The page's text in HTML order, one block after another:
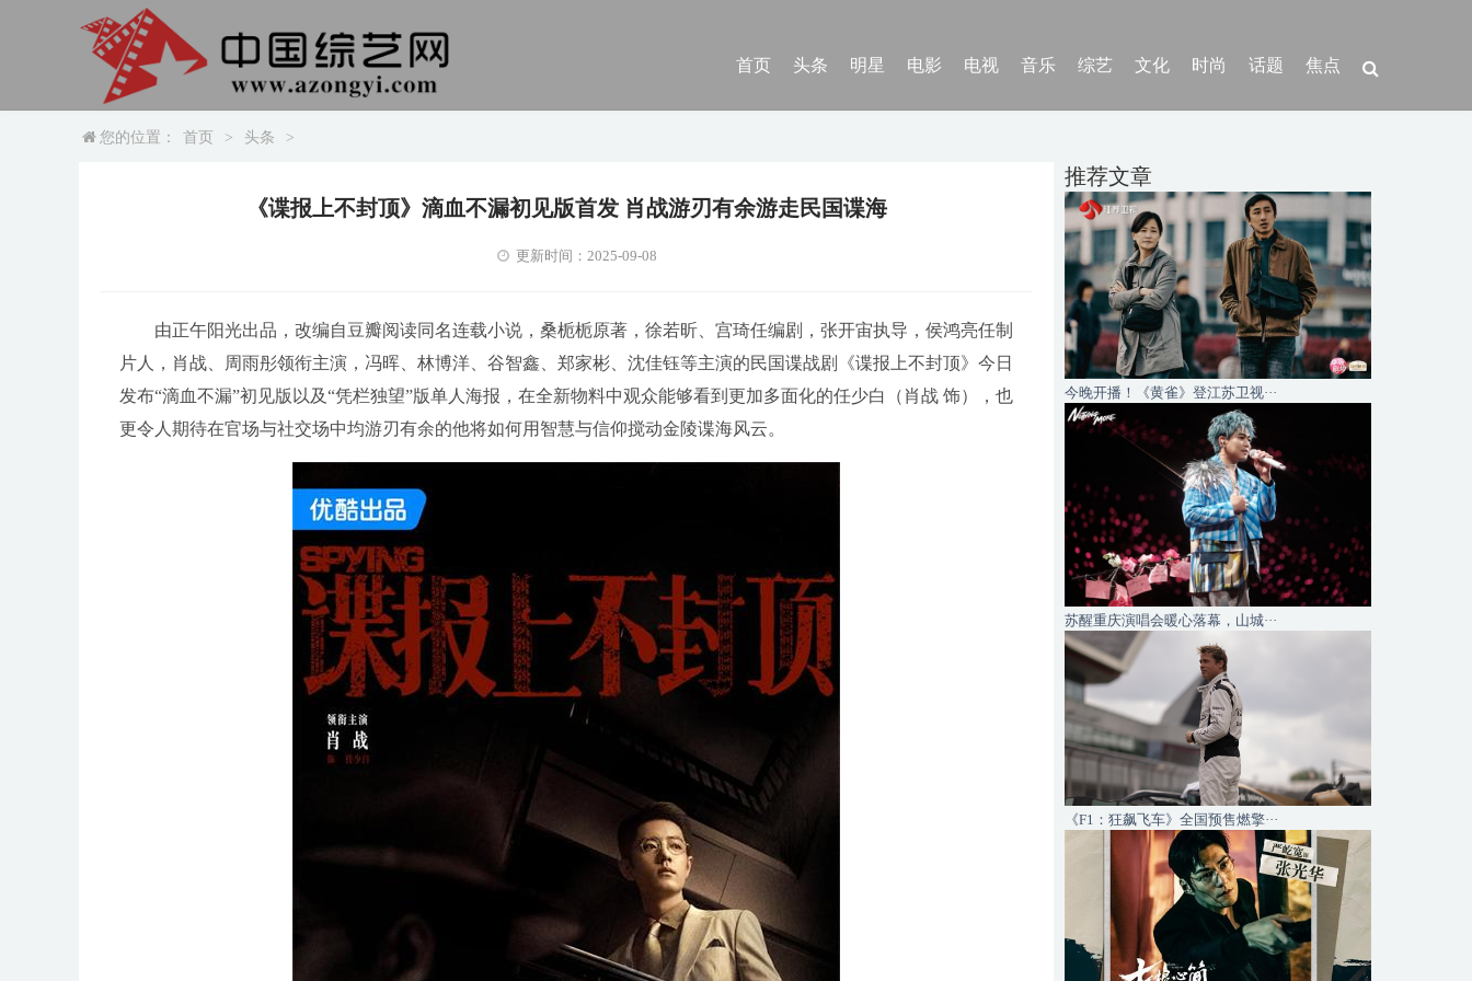
首页 头条 明星 电影 电视 音乐 综艺 文化 时尚 话题 焦点
您的位置： 首页 > 头条 >
《谍报上不封顶》滴血不漏初见版首发 肖战游刃有余游走民国谍海
更新时间：2025-09-08
由正午阳光出品，改编自豆瓣阅读同名连载小说，桑栀栀原著，徐若昕、宫琦任编剧，张开宙执导，侯鸿亮任制
片人，肖战、周雨彤领衔主演，冯晖、林博洋、谷智鑫、郑家彬、沈佳钰等主演的民国谍战剧《谍报上不封顶》今日
发布“滴血不漏”初见版以及“凭栏独望”版单人海报，在全新物料中观众能够看到更加多面化的任少白（肖战 饰），也
更令人期待在官场与社交场中均游刃有余的他将如何用智慧与信仰搅动金陵谍海风云。
推荐文章
今晚开播！《黄雀》登江苏卫视···
苏醒重庆演唱会暖心落幕，山城···
《F1：狂飙飞车》全国预售燃擎···